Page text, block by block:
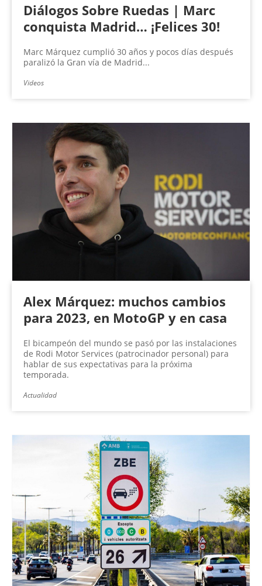
Diálogos Sobre Ruedas | Marc
conquista Madrid… ¡Felices 30!
Marc Márquez cumplió 30 años y pocos días después
paralizó la Gran vía de Madrid...
Videos
Alex Márquez: muchos cambios
para 2023, en MotoGP y en casa
El bicampeón del mundo se pasó por las instalaciones
de Rodi Motor Services (patrocinador personal) para
hablar de sus expectativas para la próxima
temporada.
Actualidad